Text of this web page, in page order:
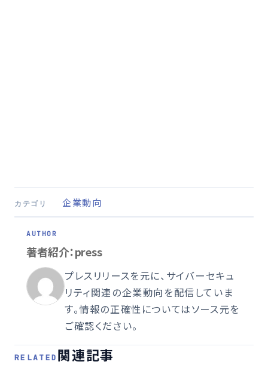
カテゴリ 企業動向
著者紹介：press
プレスリリースを元に、サイバーセキュ
リティ関連の企業動向を配信していま
す。情報の正確性についてはソース元を
ご確認ください。
RELATED 関連記事